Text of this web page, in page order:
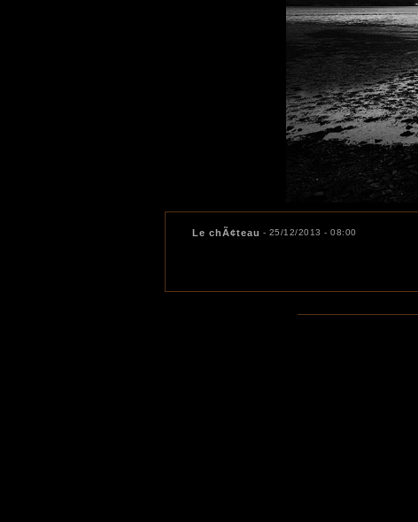
Le chÃ¢teau - 25/12/2013 - 08:00